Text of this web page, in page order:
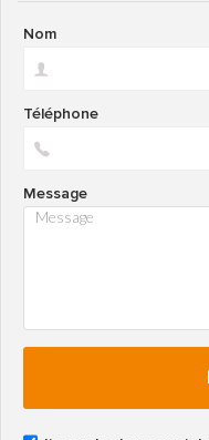
Nom
Téléphone
Message